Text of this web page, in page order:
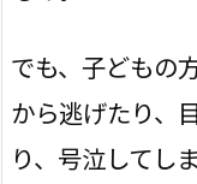
でも、子どもの
から逃げたり、
り、号泣してし